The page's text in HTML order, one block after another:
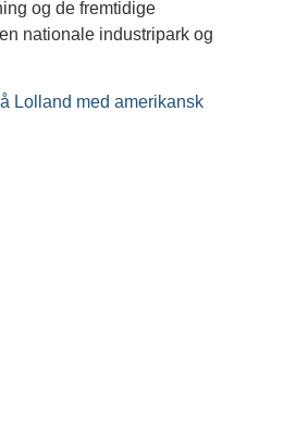
og de fremtidige
nationale industripark og
Lolland med amerikansk